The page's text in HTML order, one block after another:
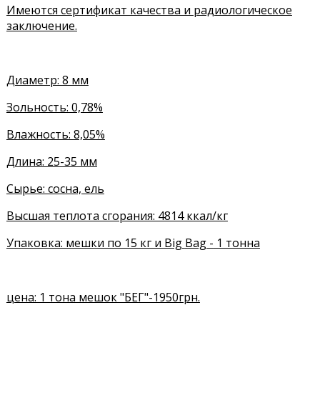
Имеются сертификат качества и радиологическое
заключение.
Диаметр: 8 мм
Зольность: 0,78%
Влажность: 8,05%
Длина: 25-35 мм
Сырье: сосна, ель
Высшая теплота сгорания: 4814 ккал/кг
Упаковка: мешки по 15 кг и Big Bag- 1 тонна
цена: 1 тона мешок "БЕГ"-1950грн.